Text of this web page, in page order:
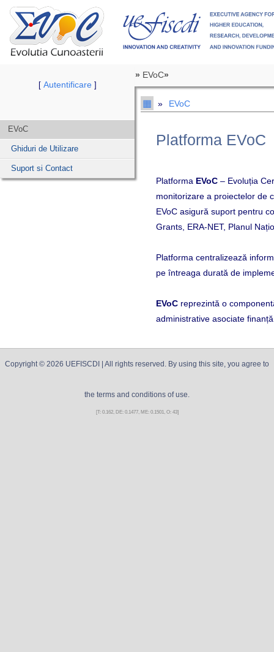
[ Autentificare]
EVoC
Ghiduri de Utilizare
Suport si Contact
» EVoC»
▦ » EVoC
Platforma EVoC
Platforma EVoC – Evoluția
monitorizare a proiectelor de
EVoC asigură suport pentru
Grants, ERA-NET, Planul
Platforma centralizează
pe întreaga durată de
EVoC reprezintă o
administrative asociate
Copyright © 2026 UEFISCDI | All rights reserved. By using this site, you agree to
the terms and conditions of use.
[T: 0.162, DE: 0.1477, ME: 0.1501, O: 43]